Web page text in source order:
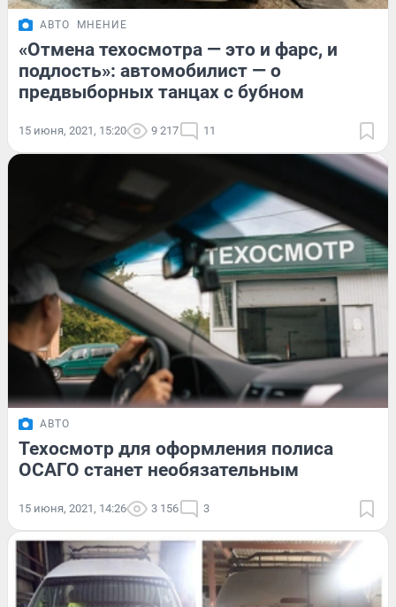
АВТО МНЕНИЕ
«Отмена техосмотра — это и фарс, и
подлость»: автомобилист — о
предвыборных танцах с бубном
15 июня, 2021, 15:20 9 217 11
АВТО
Техосмотр для оформления полиса
ОСАГО станет необязательным
15 июня, 2021, 14:26 3 156 3